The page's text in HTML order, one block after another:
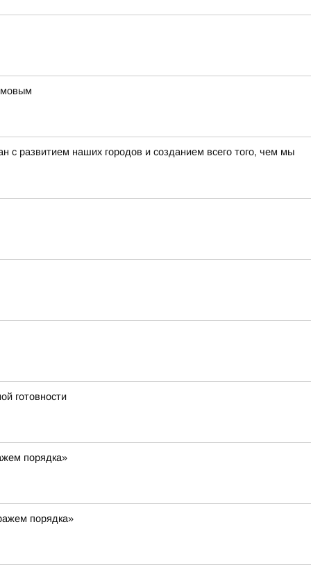
с развитием наших городов и созданием всего того, чем мы
готовности
порядка»
порядка»